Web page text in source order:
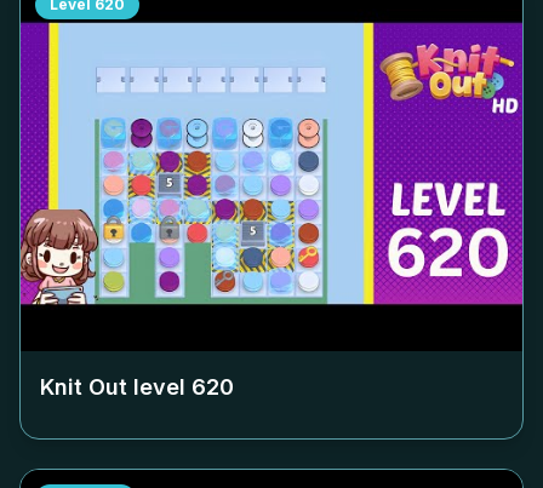
Level 620
Knit Out level 620